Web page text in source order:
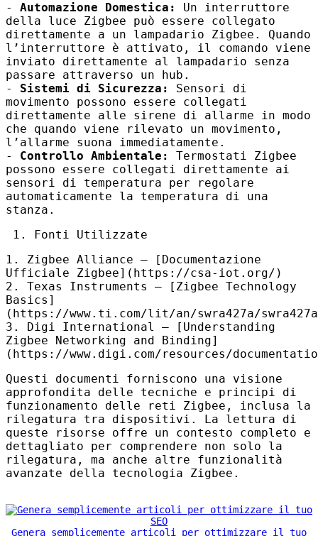
- Automazione Domestica:
Un interruttore
della luce Zigbee può essere collegato
direttamente a un lampadario Zigbee. Quando
l’interruttore è attivato, il comando viene
inviato direttamente al lampadario senza
passare attraverso un hub.
- Sistemi di Sicurezza:
Sensori di
movimento possono essere collegati
direttamente alle sirene di allarme in modo
che quando viene rilevato un movimento,
l’allarme suona immediatamente.
- Controllo Ambientale:
Termostati Zigbee
possono essere collegati direttamente ai
sensori di temperatura per regolare
automaticamente la temperatura di una
stanza.
Fonti Utilizzate
1. Zigbee Alliance – [Documentazione
Ufficiale Zigbee](https://csa-iot.org/)
2. Texas Instruments – [Zigbee Technology
Basics]
(https://www.ti.com/lit/an/swra427a/
3. Digi International – [Understanding
Zigbee Networking and Binding]
(https://www.digi.com/resources/
Questi documenti forniscono una visione
approfondita delle tecniche e principi di
funzionamento delle reti Zigbee, inclusa la
rilegatura tra dispositivi. La lettura di
queste risorse offre un contesto completo e
dettagliato per comprendere non solo la
rilegatura, ma anche altre funzionalità
avanzate della tecnologia Zigbee.
Genera semplicemente articoli per ottimizzare il tuo